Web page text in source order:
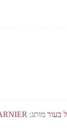
בעור מותג: